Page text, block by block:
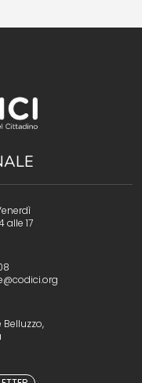
new tab)
a new tab)
in a new tab)
in a new tab)
in a new tab)
alle 17
Belluzzo,